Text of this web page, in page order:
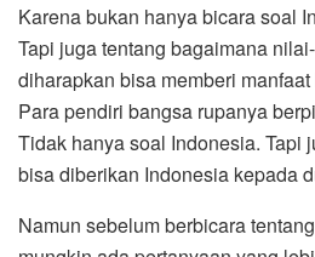
Karena bukan hanya bicara soal
Tapi juga tentang bagaimana
diharapkan bisa memberi
Para pendiri bangsa rupanya
Tidak hanya soal Indonesia. Tapi
bisa diberikan Indonesia kepada
Namun sebelum berbicara